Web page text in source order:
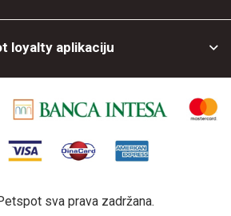
loyalty aplikaciju
sva prava zadržana.